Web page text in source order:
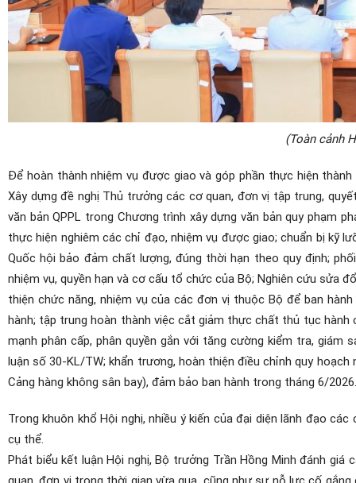
(Toàn cảnh
Để hoàn thành nhiệm vụ được giao và góp phần thực hiện
Xây dựng đề nghị Thủ trưởng các cơ quan, đơn vị tập trung,
văn bản QPPL trong Chương trình xây dựng văn bản quy phạm
thực hiện nghiêm các chỉ đạo, nhiệm vụ được giao; chuẩn bị kỹ
Quốc hội bảo đảm chất lượng, đúng thời hạn theo quy định;
nhiệm vụ, quyền hạn và cơ cấu tổ chức của Bộ; Nghiên cứu sửa
thiện chức năng, nhiệm vụ của các đơn vị thuộc Bộ để ban
hành; tập trung hoàn thành việc cắt giảm thực chất thủ tục hành
mạnh phân cấp, phân quyền gắn với tăng cường kiểm tra,
luận số 30-KL/TW; khẩn trương, hoàn thiện điều chỉnh quy
Cảng hàng không sân bay), đảm bảo ban hành trong tháng 6/
Trong khuôn khổ Hội nghị, nhiều ý kiến của đại diện lãnh đạo
cụ thể.
Phát biểu kết luận Hội nghị, Bộ trưởng Trần Hồng Minh đánh
quan, đơn vị trong thời gian vừa qua, cũng như sự nỗ lực cố